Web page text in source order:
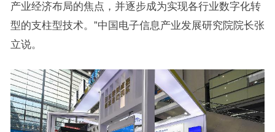
产业经济布局的焦点，并逐步成为实现各行业数字化转
型的支柱型技术。”中国电子信息产业发展研究院院长张
立说。